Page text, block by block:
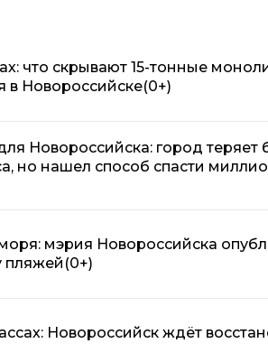
что скрывают 15-тонные
в Новороссийске(0+)
Новороссийска: город теряет
но нашел способ спасти
моря: мэрия Новороссийска
пляжей (0+)
Новороссийск ждёт